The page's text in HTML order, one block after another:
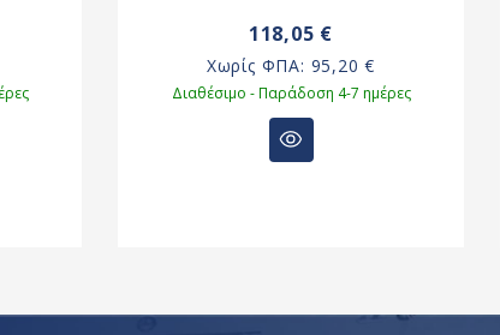
118,05 €
Χωρίς ΦΠΑ: 95,20 €
Διαθέσιμο - Παράδοση 4-7 ημέρες